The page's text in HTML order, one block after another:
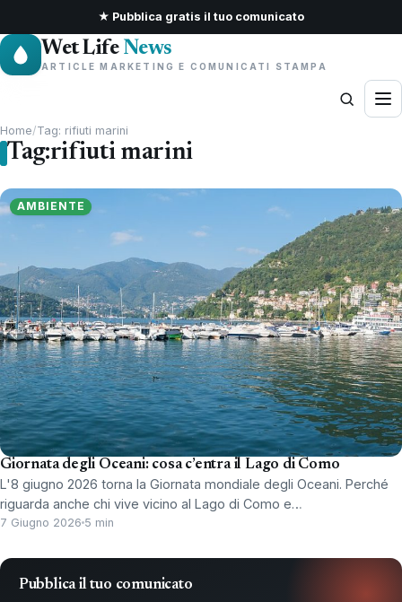
★ Pubblica gratis il tuo comunicato
Wet Life News
ARTICLE MARKETING E COMUNICATI STAMPA
Home/Tag: rifiuti marini
Tag:rifiuti marini
AMBIENTE
Giornata degli Oceani: cosa c’entra il Lago di Como
L'8 giugno 2026 torna la Giornata mondiale degli Oceani. Perché
riguarda anche chi vive vicino al Lago di Como e…
7 Giugno 2026 5 min
Pubblica il tuo comunicato